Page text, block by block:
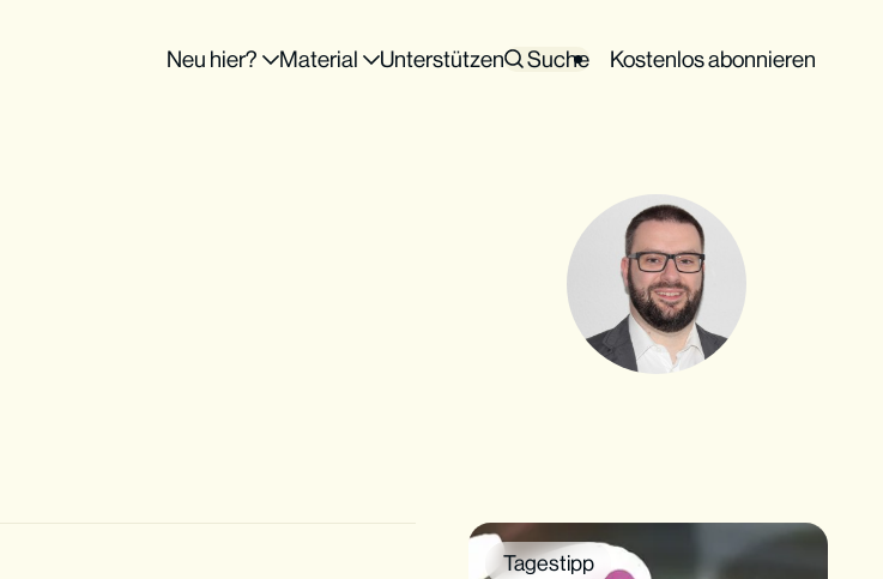
Neu hier? Material Unterstützen Suche Kostenlos abonnieren
Tagestipp